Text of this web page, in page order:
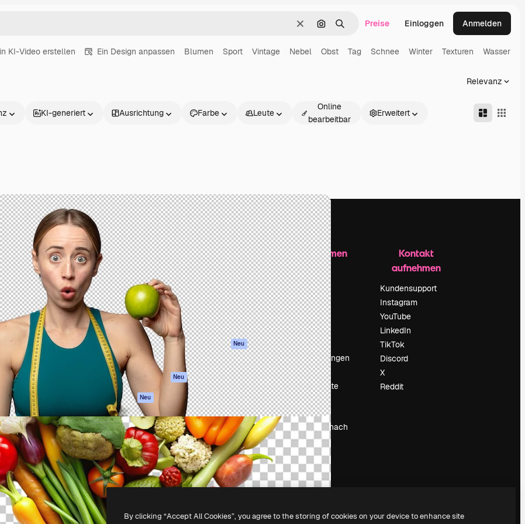
LöschenNach Bild suchen
SuchenPreise Einloggen Anmelden
KI-Video erstellen Ein Design anpassen Blumen Sport Vintage Nebel Obst Tag Schnee Winter Texturen Wasser
Relevanz
KI-generiert Ausrichtung Farbe Leute
Online
bearbeitbar
Erweitert
um deine beste
Mehr als 1 Million
Kreativen, Unternehmen,
Produkte
Spaces
KI-Assistent
KI-Bildgenerator
KI-Videogenerator
Stimmengenerator
Stock-Inhalte
MCP für
Claude/ChatGPT
Neu
Agenten Neu
API
Mobile App
Alle Magnific-Tools
Loslegen
Academy
Dokumentation
Support
AGB
Datenschutzerklärung
Originale Neu
Cookie-Richtlinie
Vertrauenszentrum
Partner
Unternehmen
Unternehmen
Preise
Über uns
Reviews
Karriere
Suchtrends
Blog
Veranstaltungen
Slidesgo
Deine Inhalte
verkaufen
Pressesaal
Suchst du nach
magnific.ai
Kontakt
aufnehmen
Kundensupport
Instagram
YouTube
LinkedIn
TikTok
Discord
X
Reddit
2026 Freepik Company S.L.U.Alle Rechte vorbehalten.
By clicking “Accept All Cookies”, you agree to the storing of cookies on your device to enhance site